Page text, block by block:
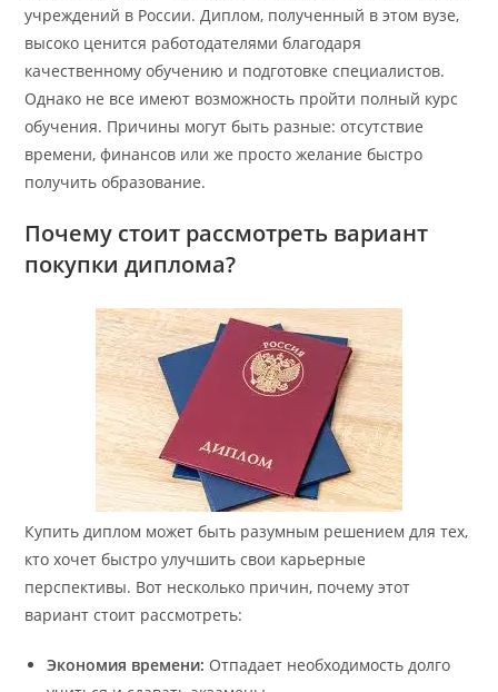
учреждений в России. Диплом, полученный в этом вузе,
высоко ценится работодателями благодаря
качественному обучению и подготовке специалистов.
Однако не все имеют возможность пройти полный курс
обучения. Причины могут быть разные: отсутствие
времени, финансов или же просто желание быстро
получить образование.
Почему стоит рассмотреть вариант
покупки диплома?
Купить диплом может быть разумным решением для тех,
кто хочет быстро улучшить свои карьерные
перспективы. Вот несколько причин, почему этот
вариант стоит рассмотреть:
Экономия времени: Отпадает необходимость долго